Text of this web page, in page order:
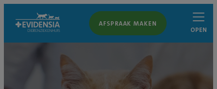
AFSPRAAK MAKEN
OPEN